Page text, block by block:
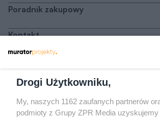
Poradnik zakupowy
Kontakt
Drogi Użytkowniku,
My, naszych 1162 zaufanych partnerów
podmioty z Grupy ZPR Media uzyskujemy